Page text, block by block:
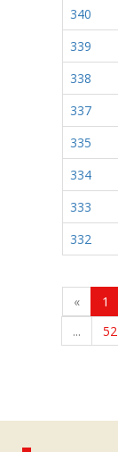
340
339
338
337
335
334
333
332
« 1
...
52